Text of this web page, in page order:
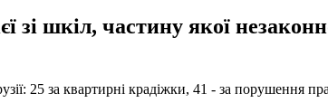
зі шкіл, частину якої
25 за квартирні крадіжки, 41 - за порушення